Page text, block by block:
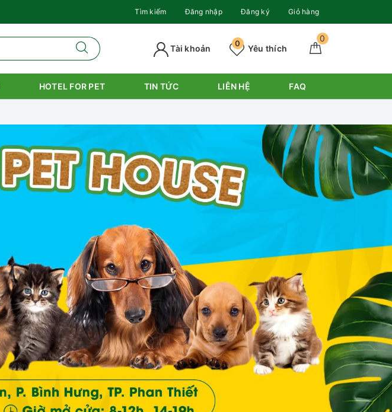
Tìm kiếm Đăng nhập Đăng ký Giỏ hàng
0
Yêu thích
0
Tài khoản
HOTEL FOR PET TIN TỨC LIÊN HỆ FAQ